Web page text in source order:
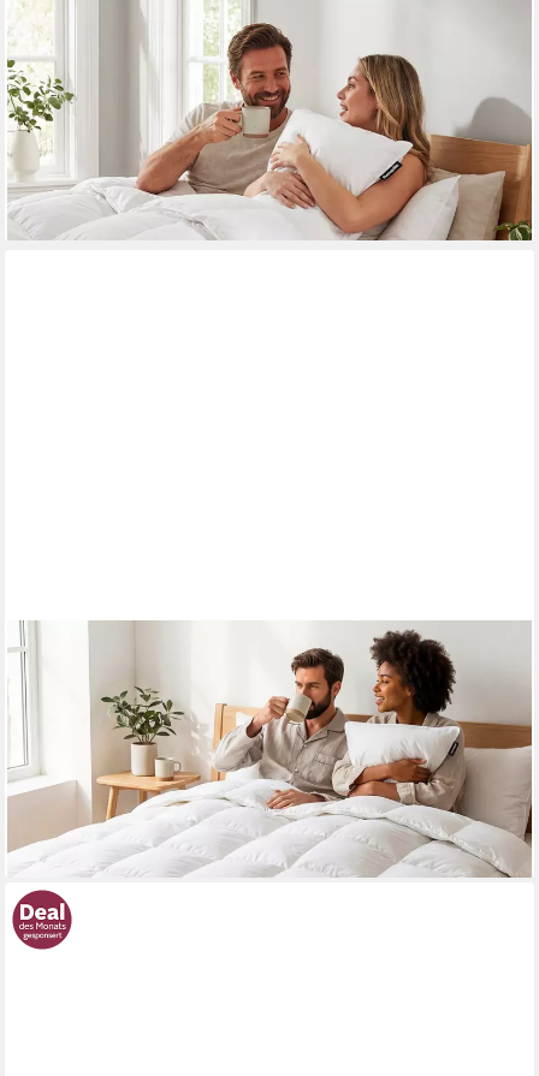
DUNLOPILLO
Daunenbettdecke Elements "NEUHEIT" Daunenbettdecke
135x200 cm weitere Größen, Füllung: 60% Daunen & 40%
Federn, Bezug: 100% Baumwolle, Hergestellt in Deutschland
ab 179,40 €
299,00 €
-40%
lieferbar - in 3-4 Werktagen bei dir
DUNLOPILLO
Daunenbettdecke Balance, "NEUHEIT" Bettdecke in 135x200 cm
& weitere Größen, Füllung: 90% Daunen & 10% Federn, Bezug:
100% Baumwolle, Hergestellt in Deutschland
ab 179,40 €
UVP 299,00 €
-40%
lieferbar - in 3-4 Werktagen bei dir